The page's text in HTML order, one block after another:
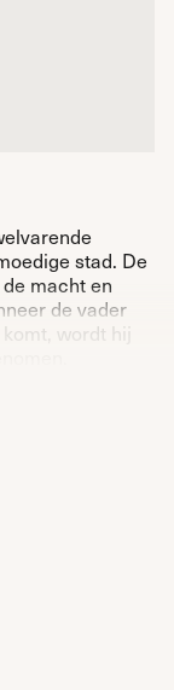
stad. De
macht en
de vader
wordt hij
Maar
hij
het corrupte
zijn.